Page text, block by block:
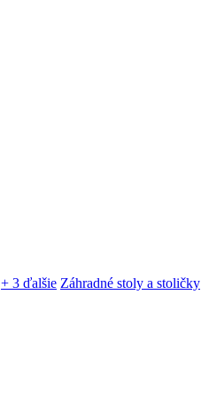
+ 3 ďalšie Záhradné stoly a stoličky